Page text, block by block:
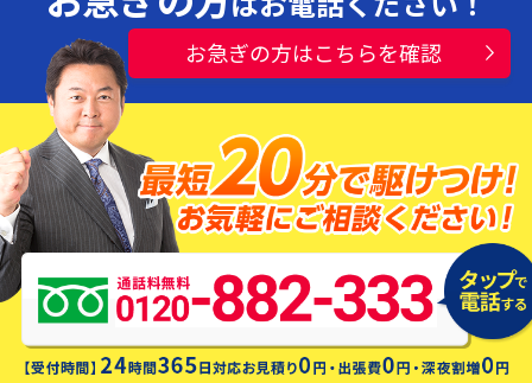
お急ぎの方はこちらを確認
水漏れ・つまり・修理お電話一本ですぐ
にお伺いします！